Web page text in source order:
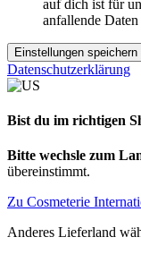
auf dich ist für
anfallende
Einstellungen speichern
Datenschutzerklärung
Bist du im richtigen
Bitte wechsle zum
übereinstimmt.
Zu Cosmeterie
Anderes Lieferland